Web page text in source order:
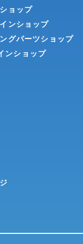
ョップ
ンショップ
グパーツショップ
ンショップ